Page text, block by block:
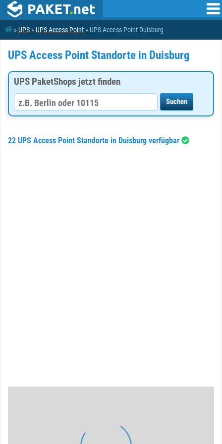
»UPS »UPS Access Point » UPS Access Point Duisburg
UPS Access Point Standorte in Duisburg
UPS PaketShops jetzt finden
22 UPS Access Point Standorte in Duisburg verfügbar